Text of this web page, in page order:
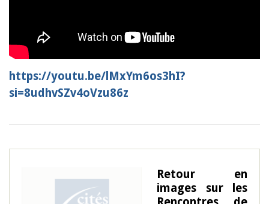
https://youtu.be/lMxYm6os3hI?
si=8udhvSZv4oVzu86z
Retour en
images sur les